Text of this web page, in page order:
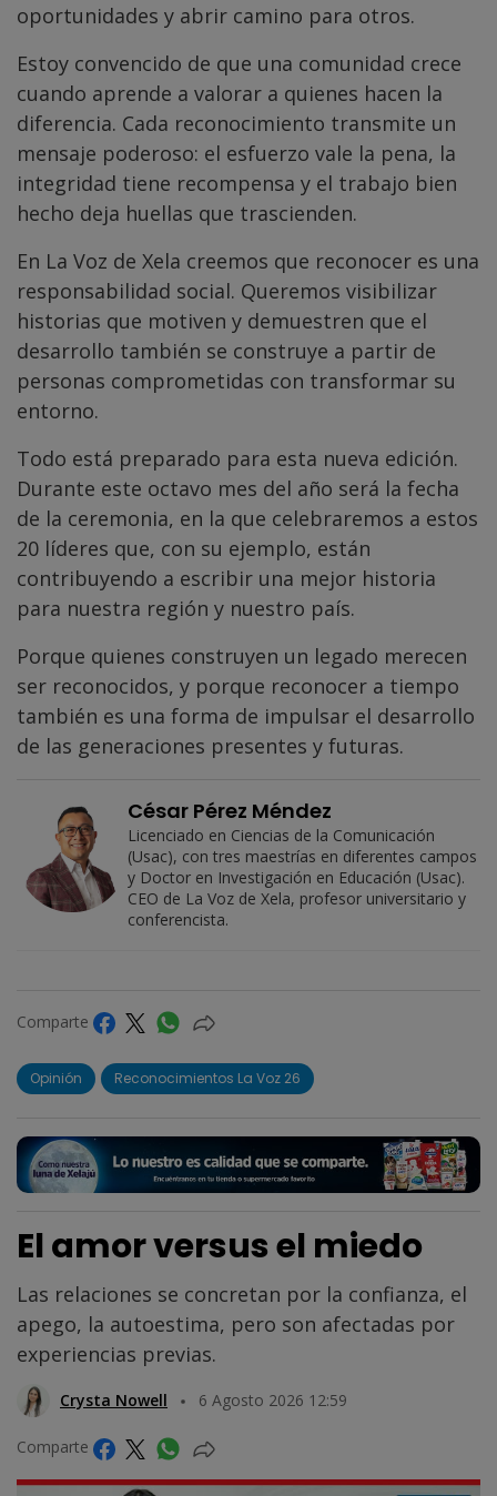
oportunidades y abrir camino para otros.
Estoy convencido de que una comunidad crece
cuando aprende a valorar a quienes hacen la
diferencia. Cada reconocimiento transmite un
mensaje poderoso: el esfuerzo vale la pena, la
integridad tiene recompensa y el trabajo bien
hecho deja huellas que trascienden.
En La Voz de Xela creemos que reconocer es una
responsabilidad social. Queremos visibilizar
historias que motiven y demuestren que el
desarrollo también se construye a partir de
personas comprometidas con transformar su
entorno.
Todo está preparado para esta nueva edición.
Durante este octavo mes del año será la fecha
de la ceremonia, en la que celebraremos a estos
20 líderes que, con su ejemplo, están
contribuyendo a escribir una mejor historia
para nuestra región y nuestro país.
Porque quienes construyen un legado merecen
ser reconocidos, y porque reconocer a tiempo
también es una forma de impulsar el desarrollo
de las generaciones presentes y futuras.
César Pérez Méndez
Licenciado en Ciencias de la Comunicación
(Usac), con tres maestrías en diferentes campos
y Doctor en Investigación en Educación (Usac).
CEO de La Voz de Xela, profesor universitario y
conferencista.
Comparte
Opinión Reconocimientos La Voz 26
El amor versus el miedo
Las relaciones se concretan por la confianza, el
apego, la autoestima, pero son afectadas por
experiencias previas.
Crysta Nowell 6 Agosto 2026 12:59
Comparte